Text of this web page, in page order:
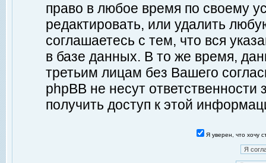
право в любое время по своему
редактировать, или удалить
соглашаетесь с тем, что вся
в базе данных. В то же время,
третьим лицам без Вашего
phpBB не несут ответственности
получить доступ к этой
Я уверен, что хочу